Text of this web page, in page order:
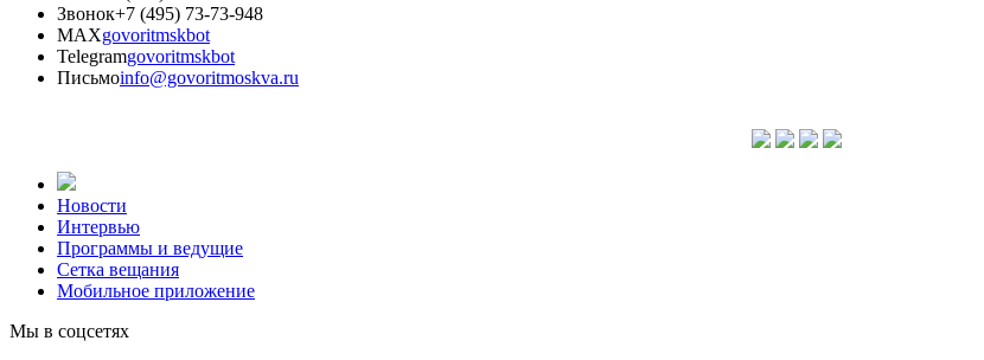
Звонок+7 (495) 73-73-948
MAXgovoritmskbot
Telegramgovoritmskbot
Письмоinfo@govoritmoskva.ru
Новости
Интервью
Программы и ведущие
Сетка вещания
Мобильное приложение
Мы в соцсетях